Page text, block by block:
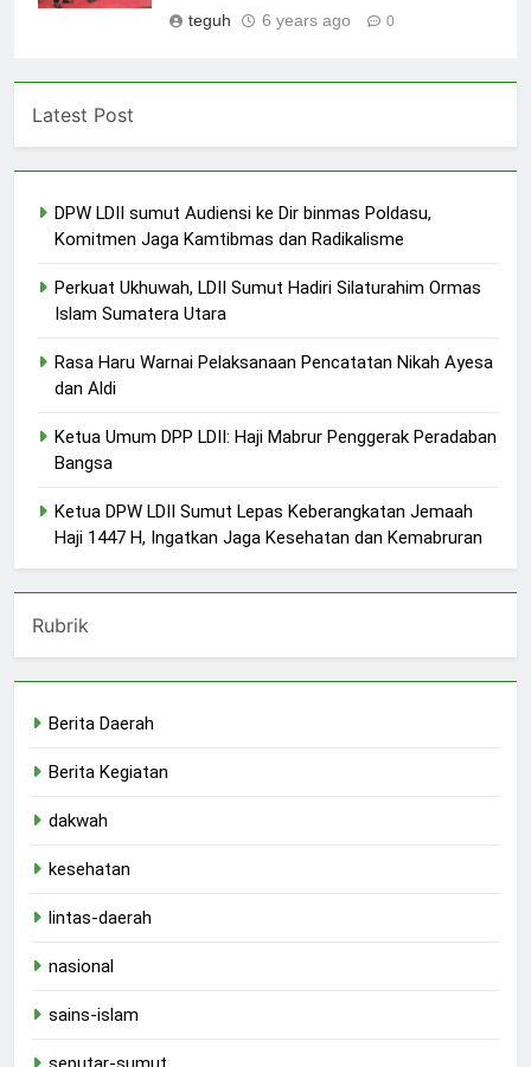
teguh 6 years ago 0
Latest Post
DPW LDII sumut Audiensi ke Dir binmas Poldasu,
Komitmen Jaga Kamtibmas dan Radikalisme
Perkuat Ukhuwah, LDII Sumut Hadiri Silaturahim Ormas
Islam Sumatera Utara
Rasa Haru Warnai Pelaksanaan Pencatatan Nikah Ayesa
dan Aldi
Ketua Umum DPP LDII: Haji Mabrur Penggerak Peradaban
Bangsa
Ketua DPW LDII Sumut Lepas Keberangkatan Jemaah
Haji 1447 H, Ingatkan Jaga Kesehatan dan Kemabruran
Rubrik
Berita Daerah
Berita Kegiatan
dakwah
kesehatan
lintas-daerah
nasional
sains-islam